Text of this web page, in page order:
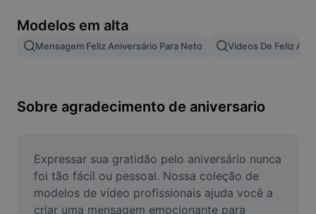
Mesclar imagens
Redimensionar Imagem
Criador de Memes
AI Text Remover
Modelos em alta
Mensagem Feliz Aniversário Para Neto Vídeos De Feliz
Sobre agradecimento de aniversario
Expressar sua gratidão pelo aniversário nunca
foi tão fácil ou pessoal. Nossa coleção de
modelos de vídeo profissionais ajuda você a
criar uma mensagem emocionante para